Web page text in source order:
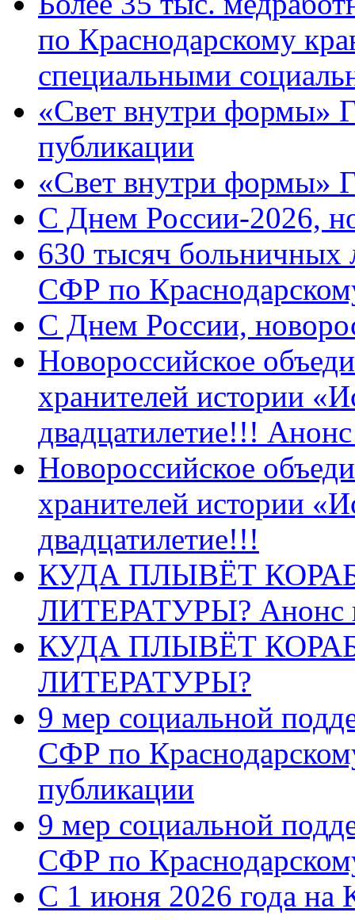
по Краснодарскому
специальными
«Свет внутри формы»
публикации
«Свет внутри формы»
C Днем России-2026,
630 тысяч больничных
СФР по
C Днем России,
Новороссийское
хранителей истории
двадцатилетие!!!
Новороссийское
хранителей истории
двадцатилетие!!!
КУДА ПЛЫВЁТ
ЛИТЕРАТУРЫ? Анонс
КУДА ПЛЫВЁТ
ЛИТЕРАТУРЫ?
9 мер социальной
СФР по
публикации
9 мер социальной
СФР по
С 1 июня 2026 года на